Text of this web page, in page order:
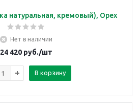
Кресло Адель (Кожа натуральная, кремовый), Орех
Нет в наличии
24 420 руб./шт
В корзину